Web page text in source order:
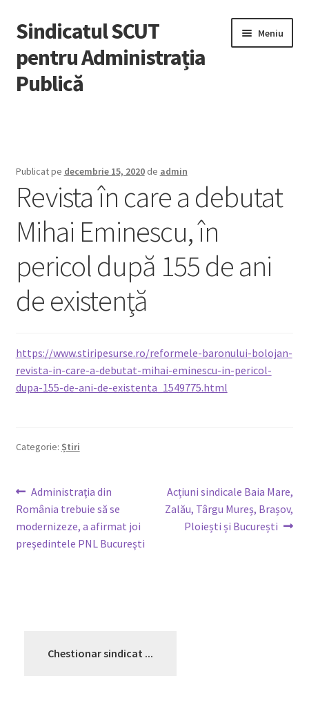
Sari
la
navigare
Sari
la
conținut
Sindicatul SCUT
pentru Administrația
Publică
Meniu
Adeziuni
Știri
Noutăți
Legislație
Media
Covid-19
Publicat pe decembrie 15, 2020 de admin
Revista în care a debutat
Mihai Eminescu, în
pericol după 155 de ani
de existenţă
https://www.stiripesurse.ro/reformele-baronului-bolojan-
revista-in-care-a-debutat-mihai-eminescu-in-pericol-
dupa-155-de-ani-de-existenta_1549775.html
Categorie: Știri
Navigare
în
articole
Articolul
anterior:
Administraţia din
România trebuie să se
modernizeze, a afirmat joi
preşedintele PNL Bucureşti
Articolul
următor:
Acțiuni sindicale Baia Mare,
Zalău, Târgu Mureș, Brașov,
Ploiești și București
Chestionar sindicat ...